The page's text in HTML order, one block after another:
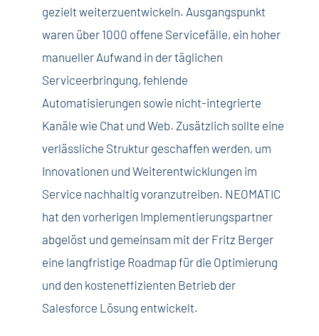
gezielt weiterzuentwickeln. Ausgangspunkt
waren über 1000 offene Servicefälle, ein hoher
manueller Aufwand in der täglichen
Serviceerbringung, fehlende
Automatisierungen sowie nicht-integrierte
Kanäle wie Chat und Web. Zusätzlich sollte eine
verlässliche Struktur geschaffen werden, um
Innovationen und Weiterentwicklungen im
Service nachhaltig voranzutreiben. NEOMATIC
hat den vorherigen Implementierungspartner
abgelöst und gemeinsam mit der Fritz Berger
eine langfristige Roadmap für die Optimierung
und den kosteneffizienten Betrieb der
Salesforce Lösung entwickelt.